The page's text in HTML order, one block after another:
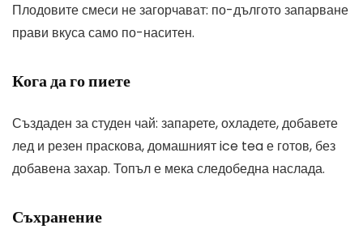
Плодовите смеси не загорчават: по-дългото запарване
прави вкуса само по-наситен.
Кога да го пиете
Създаден за студен чай: запарете, охладете, добавете
лед и резен праскова, домашният ice tea е готов, без
добавена захар. Топъл е мека следобедна наслада.
Съхранение